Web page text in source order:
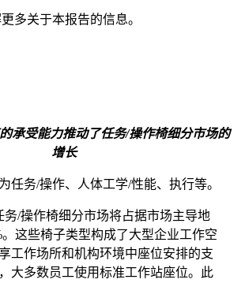
多关于本报告的信息。
承受能力推动了任务/操作椅细分市场的
增长
任务/操作、人体工学/性能、执行等。
务/操作椅细分市场将占据市场主导地
。这些椅子类型构成了大型企业工作空
工作场所和机构环境中座位安排的支
大多数员工使用标准工作站座位。此